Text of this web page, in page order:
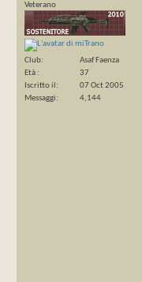
Veterano
Club
Asaf Faenza
Età
37
Iscritto il
07 Oct 2005
Messaggi
4,144